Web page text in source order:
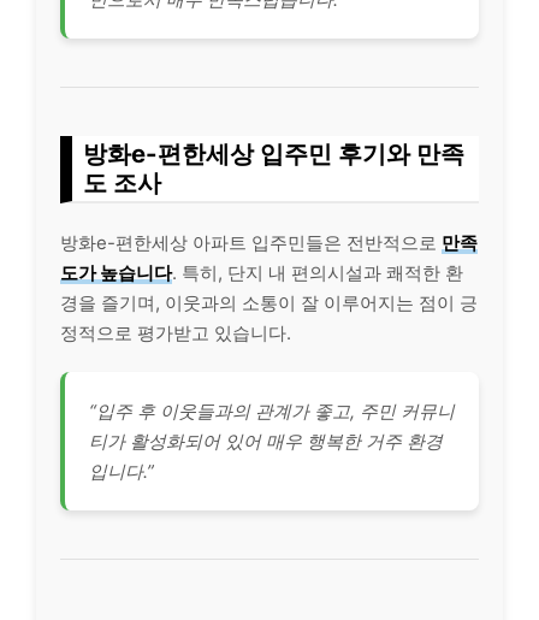
방화e-편한세상 입주민 후기와 만족
도 조사
방화e-편한세상 아파트 입주민들은 전반적으로 만족
도가 높습니다. 특히, 단지 내 편의시설과 쾌적한 환
경을 즐기며, 이웃과의 소통이 잘 이루어지는 점이 긍
정적으로 평가받고 있습니다.
“입주 후 이웃들과의 관계가 좋고, 주민 커뮤니
티가 활성화되어 있어 매우 행복한 거주 환경
입니다.”